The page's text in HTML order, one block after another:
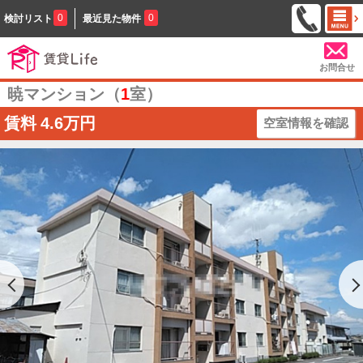
検討リスト 0 最近見た物件 0
お問合せ
暁マンション（1室）
賃料 4.6万円 空室情報を確認